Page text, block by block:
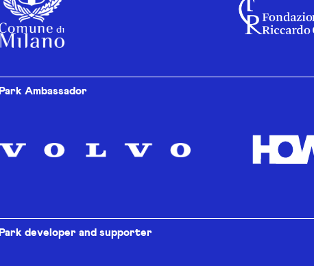
Park Ambassador
Park developer and supporter